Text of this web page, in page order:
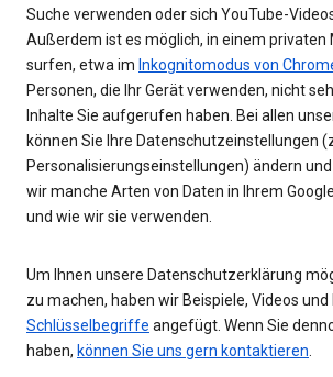
Suche verwenden oder sich YouTube-
Außerdem ist es möglich, in einem privaten
surfen, etwa im Inkognitomodus von
Personen, die Ihr Gerät verwenden, nicht
Inhalte Sie aufgerufen haben. Bei allen
können Sie Ihre Datenschutzeinstellungen
Personalisierungseinstellungen) ändern
wir manche Arten von Daten in Ihrem
und wie wir sie verwenden.
Um Ihnen unsere Datenschutzerklärung
zu machen, haben wir Beispiele, Videos
Schlüsselbegriffe angefügt. Wenn Sie
haben, können Sie uns gern kontaktieren